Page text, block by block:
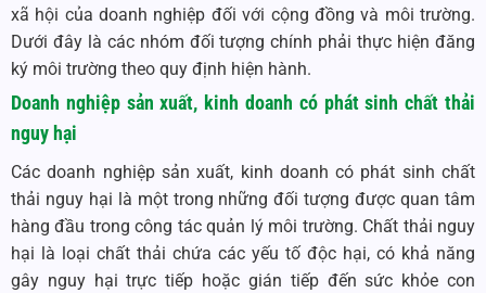
xã hội của doanh nghiệp đối với cộng đồng và môi trường.
Dưới đây là các nhóm đối tượng chính phải thực hiện đăng
ký môi trường theo quy định hiện hành.
Doanh nghiệp sản xuất, kinh doanh có phát sinh chất thải
nguy hại
Các doanh nghiệp sản xuất, kinh doanh có phát sinh chất
thải nguy hại là một trong những đối tượng được quan tâm
hàng đầu trong công tác quản lý môi trường. Chất thải nguy
hại là loại chất thải chứa các yếu tố độc hại, có khả năng
gây nguy hại trực tiếp hoặc gián tiếp đến sức khỏe con